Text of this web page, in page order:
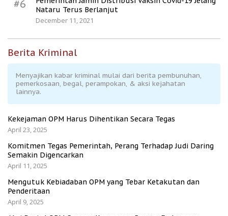
#6
Nataru Terus Berlanjut
December 11, 2021
Berita Kriminal
Menyajikan kabar kriminal mulai dari berita pembunuhan,
pemerkosaan, begal, perampokan, & aksi kejahatan
lainnya.
Kekejaman OPM Harus Dihentikan Secara Tegas
April 23, 2025
Komitmen Tegas Pemerintah, Perang Terhadap Judi Daring
Semakin Digencarkan
April 11, 2025
Mengutuk Kebiadaban OPM yang Tebar Ketakutan dan
Penderitaan
April 9, 2025